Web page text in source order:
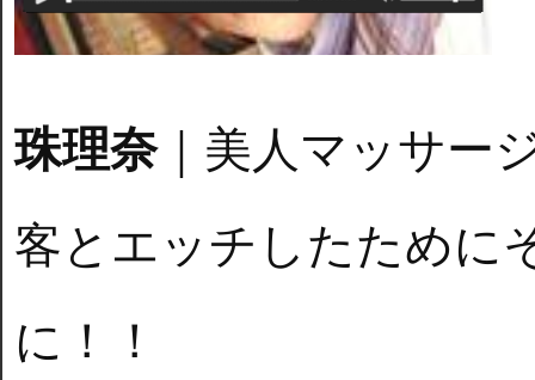
珠理奈｜美人マッサー
客とエッチしたために
に！！